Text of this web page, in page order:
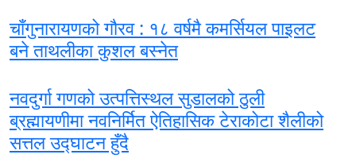
चाँगुनारायणको गौरव : १८ वर्षमै कमर्सियल पाइलट
बने ताथलीका कुशल बस्नेत
नवदुर्गा गणको उत्पत्तिस्थल सुडालको ठुली
ब्रह्मायणीमा नवनिर्मित ऐतिहासिक टेराकोटा शैलीको
सत्तल उद्घाटन हुँदै